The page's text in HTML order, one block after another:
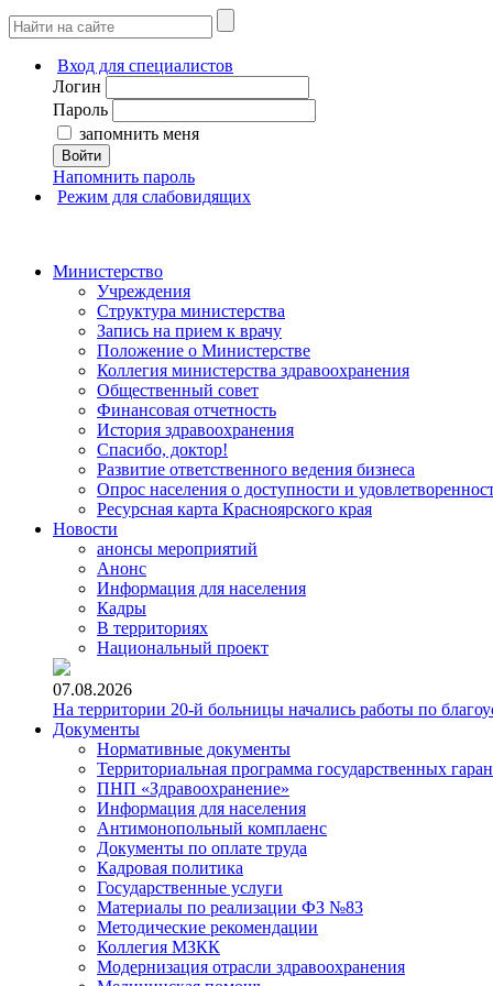
Вход для специалистов
Логин
Пароль
запомнить меня
Войти
Напомнить пароль
Режим для слабовидящих
Министерство
Учреждения
Структура министерства
Запись на прием к врачу
Положение о Министерстве
Коллегия министерства здравоохранения
Общественный совет
Финансовая отчетность
История здравоохранения
Спасибо, доктор!
Развитие ответственного ведения бизнеса
Опрос населения о доступности и
Ресурсная карта Красноярского края
Новости
анонсы мероприятий
Анонс
Информация для населения
Кадры
В территориях
Национальный проект
07.08.2026
На территории 20-й больницы начались работы по
Документы
Нормативные документы
Территориальная программа государственных
ПНП «Здравоохранение»
Информация для населения
Антимонопольный комплаенс
Документы по оплате труда
Кадровая политика
Государственные услуги
Материалы по реализации ФЗ №83
Методические рекомендации
Коллегия МЗКК
Модернизация отрасли здравоохранения